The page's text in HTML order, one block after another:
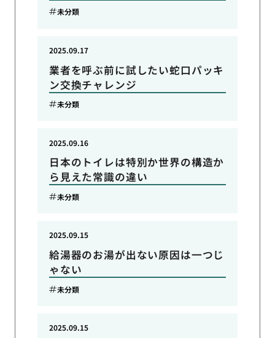
未分類
業者を呼ぶ前に試したい蛇口パッキ
ン交換チャレンジ
2025.09.17
未分類
日本のトイレは特別か世界の構造か
ら見えた常識の違い
2025.09.16
未分類
給湯器のお湯が出ない原因は一つじ
ゃない
2025.09.15
未分類
2025.09.15